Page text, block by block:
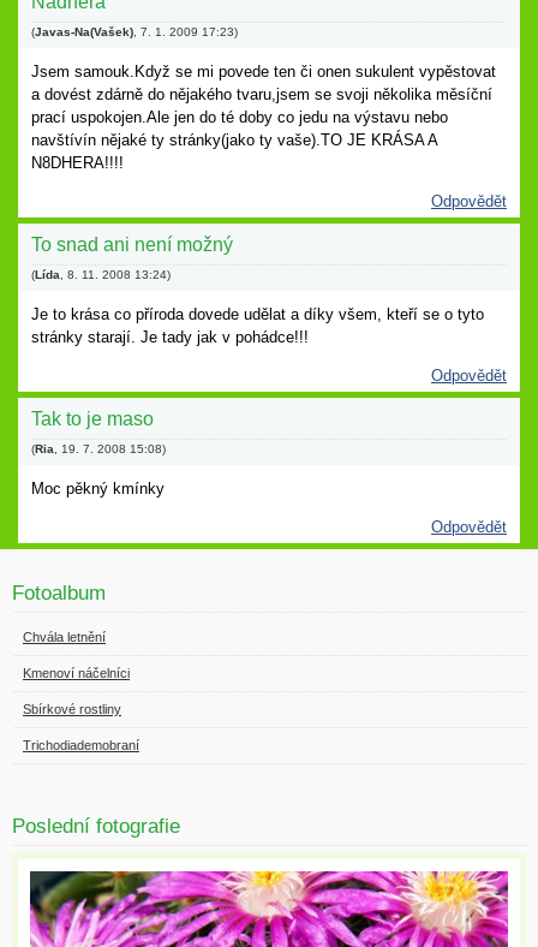
(Javas-Na(Vašek) 7. 1. 2009 17:23)
Jsem samouk.Když se mi povede ten či onen sukulent vypěstovat
a dovést zdárně do nějakého tvaru,jsem se svoji několika měsíční
prací uspokojen.Ale jen do té doby co jedu na výstavu nebo
navštívín nějaké ty stránky(jako ty vaše).TO JE KRÁSA A
N8DHERA!!!!
Odpovědět
To snad ani není možný
(Lída 8. 11. 2008 13:24)
Je to krása co příroda dovede udělat a díky všem, kteří se o tyto
stránky starají. Je tady jak v pohádce!!!
Odpovědět
Tak to je maso
(Ria 19. 7. 2008 15:08)
Moc pěkný kmínky
Odpovědět
Fotoalbum
Chvála letnění
Kmenoví náčelníci
Sbírkové rostliny
Trichodiademobraní
Poslední fotografie